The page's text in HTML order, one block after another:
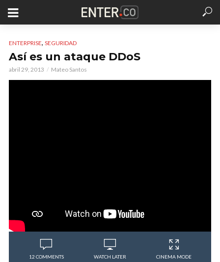
ENTERPRISE, SEGURIDAD
Así es un ataque DDoS
abril 29, 2013 Mateo Santos
12 COMMENTS WATCH LATER CINEMA MODE